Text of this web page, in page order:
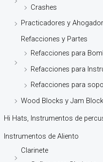
Crashes
Practicadores y
Refacciones y Partes
Refacciones para
Refacciones para
Refacciones para
Wood Blocks y Jam
Hi Hats, Instrumentos de
Instrumentos de Aliento
Clarinete